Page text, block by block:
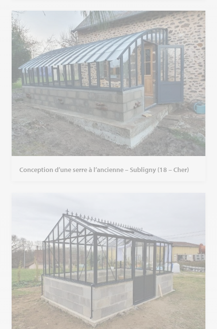
Conception d’une serre à l’ancienne – Subligny (18 – Cher)